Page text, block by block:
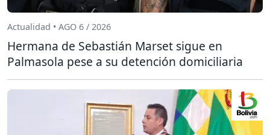
Actualidad • AGO 6 / 2026
Hermana de Sebastián Marset sigue en
Palmasola pese a su detención domiciliaria